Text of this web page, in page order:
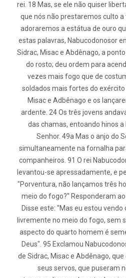
rei. 18 Mas, se ele não quiser
que nós não prestaremos culto
adoraremos a estátua de ouro
estas palavras, Nabucodonosor
Sidrac, Misac e Abdênago, a
do rosto; deu ordem para
vezes mais fogo que de
soldados mais fortes do
Misac e Adbênago e os
ardente. 24 Os três jovens
das chamas, entoando hinos
Senhor. 49a Mas o anjo do
simultaneamente na fornalha
companheiros. 91 O rei
levantou-se apressadamente, e
"Porventura, não lançamos três
meio do fogo?" Responderam ao
Disse este: "Mas eu estou
livremente no meio do fogo, sem
aspecto do quarto homem é
Deus". 95 Exclamou
de Sidrac, Misac e Abdênago,
seus servos, que puseram